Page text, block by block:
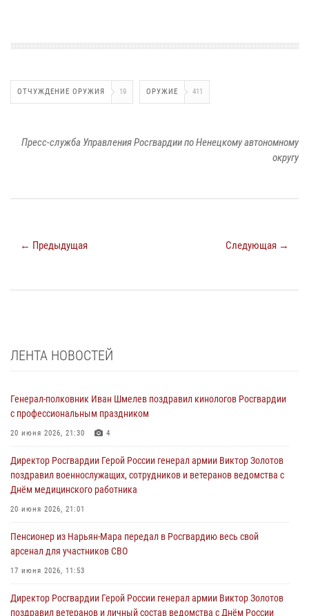
ОТЧУЖДЕНИЕ ОРУЖИЯ 19 ОРУЖИЕ 411
Пресс-служба Управления Росгвардии по Ненецкому автономному
округу
← Предыдущая Следующая →
ЛЕНТА НОВОСТЕЙ
Генерал-полковник Иван Шмелев поздравил кинологов Росгвардии
с профессиональным праздником
20 июня 2026, 21:30 4
Директор Росгвардии Герой России генерал армии Виктор Золотов
поздравил военнослужащих, сотрудников и ветеранов ведомства с
Днём медицинского работника
20 июня 2026, 21:01
Пенсионер из Нарьян-Мара передал в Росгвардию весь свой
арсенал для участников СВО
17 июня 2026, 11:53
Директор Росгвардии Герой России генерал армии Виктор Золотов
поздравил ветеранов и личный состав ведомства с Днём России